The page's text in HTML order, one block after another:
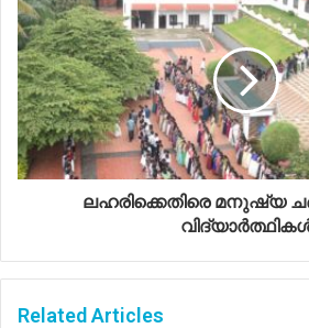
ലഹരിക്കെതിരെ മനുഷ്യ
Related Articles